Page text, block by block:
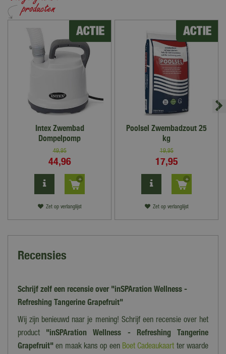
Intex Zwembad
Dompelpomp
49,95
44,96
Zet op verlanglijst
Poolsel Zwembadzout 25
kg
19,95
17,95
Zet op verlanglijst
Recensies
Schrijf zelf een recensie over "inSPAration Wellness -
Refreshing Tangerine Grapefruit"
Wij zijn benieuwd naar je mening! Schrijf een recensie over het
product "inSPAration Wellness - Refreshing Tangerine
Grapefruit" en maak kans op een Boet Cadeaukaart ter waarde